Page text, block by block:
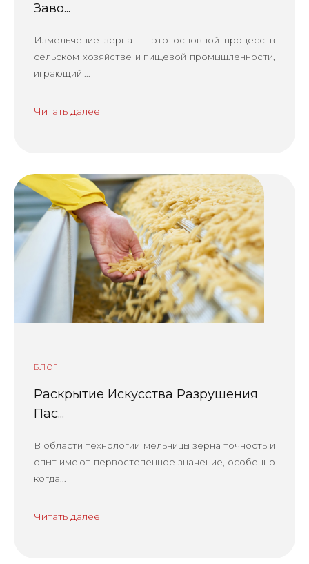
Заво...
Измельчение зерна — это основной процесс в
сельском хозяйстве и пищевой промышленности,
играющий ...
Читать далее
БЛОГ
Раскрытие Искусства Разрушения
Пас...
В области технологии мельницы зерна точность и
опыт имеют первостепенное значение, особенно
когда...
Читать далее